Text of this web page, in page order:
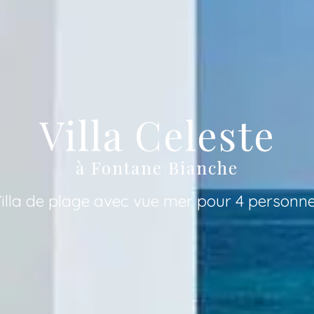
Villa Celeste
à Fontane Bianche
de plage avec vue mer pour 4